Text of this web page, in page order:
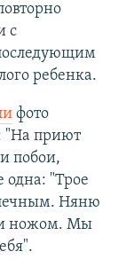
с
ребенка.
фото
"На приют
побои,
"Трое
Няню
ножом. Мы